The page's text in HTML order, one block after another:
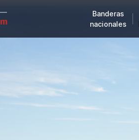
Banderas
nacionales